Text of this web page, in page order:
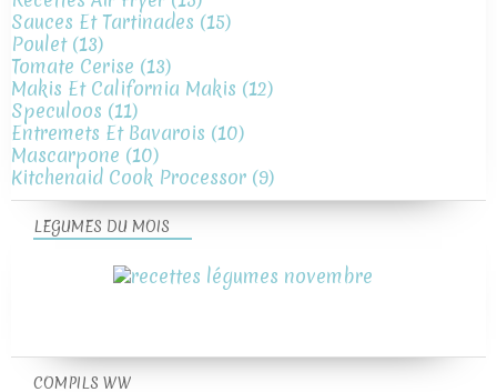
Sauces Et Tartinades (15)
Poulet(13)
Tomate Cerise (13)
Makis Et California Makis (12)
Speculoos (11)
Entremets Et Bavarois (10)
Mascarpone (10)
Kitchenaid Cook Processor (9)
LEGUMES DU MOIS
COMPILS WW